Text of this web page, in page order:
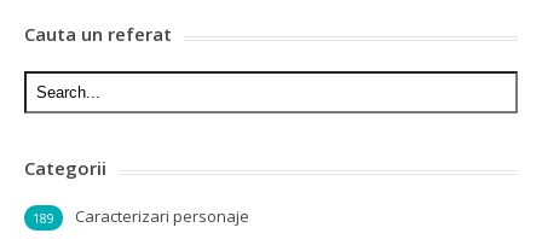
Cauta un referat
Categorii
Caracterizari personaje
189